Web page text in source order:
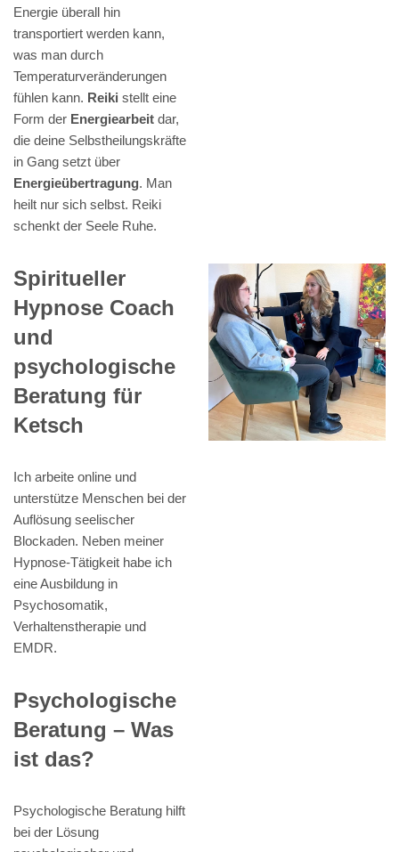
Energie überall hin
transportiert werden kann,
was man durch
Temperaturveränderungen
fühlen kann. Reiki stellt eine
Form der Energiearbeit dar,
die deine Selbstheilungskräfte
in Gang setzt über
Energieübertragung. Man
heilt nur sich selbst. Reiki
schenkt der Seele Ruhe.
Spiritueller
Hypnose Coach
und
psychologische
Beratung für
Ketsch
Ich arbeite online und
unterstütze Menschen bei der
Auflösung seelischer
Blockaden. Neben meiner
Hypnose-Tätigkeit habe ich
eine Ausbildung in
Psychosomatik,
Verhaltenstherapie und
EMDR.
Psychologische
Beratung – Was
ist das?
Psychologische Beratung hilft
bei der Lösung